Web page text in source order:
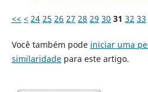
<< < 24 25 26 27 28 29 30 31 32 33
Você também pode iniciar uma
similaridadepara este artigo.